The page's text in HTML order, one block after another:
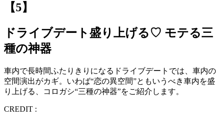
【5】
ドライブデート盛り上げる♡ モテる三
種の神器
車内で長時間ふたりきりになるドライブデートでは、車内の
空間演出がカギ。いわば“恋の異空間”ともいうべき車内を盛
り上げる、コロガシ“三種の神器”をご紹介します。
CREDIT :